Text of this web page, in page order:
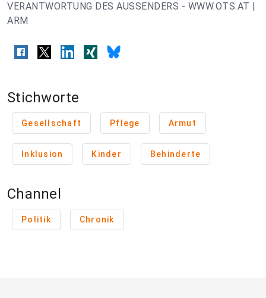
VERANTWORTUNG DES AUSSENDERS - WWW.OTS.AT |
ARM
Stichworte
Gesellschaft Pflege Armut
Inklusion Kinder Behinderte
Channel
Politik Chronik